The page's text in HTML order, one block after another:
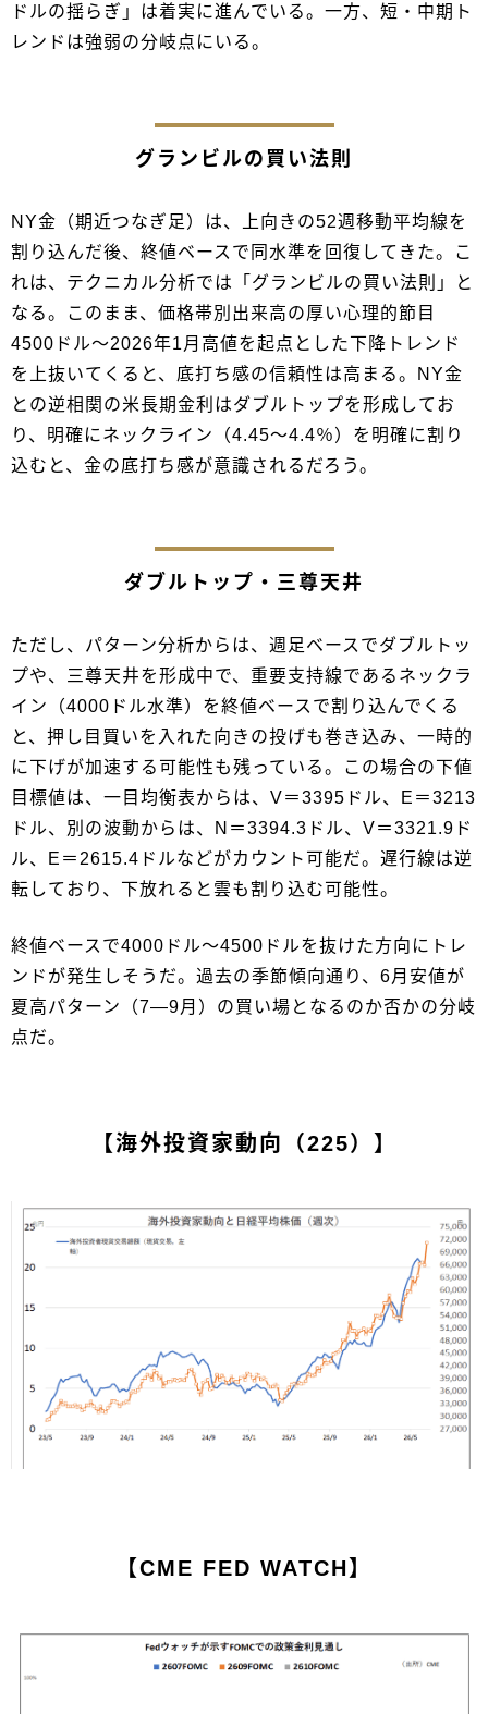
ドルの揺らぎ」は着実に進んでいる。一方、短・中期ト
レンドは強弱の分岐点にいる。
グランビルの買い法則
NY金（期近つなぎ足）は、上向きの52週移動平均線を
割り込んだ後、終値ベースで同水準を回復してきた。こ
れは、テクニカル分析では「グランビルの買い法則」と
なる。このまま、価格帯別出来高の厚い心理的節目
4500ドル～2026年1月高値を起点とした下降トレンド
を上抜いてくると、底打ち感の信頼性は高まる。NY金
との逆相関の米長期金利はダブルトップを形成してお
り、明確にネックライン（4.45～4.4％）を明確に割り
込むと、金の底打ち感が意識されるだろう。
ダブルトップ・三尊天井
ただし、パターン分析からは、週足ベースでダブルトッ
プや、三尊天井を形成中で、重要支持線であるネックラ
イン（4000ドル水準）を終値ベースで割り込んでくる
と、押し目買いを入れた向きの投げも巻き込み、一時的
に下げが加速する可能性も残っている。この場合の下値
目標値は、一目均衡表からは、V＝3395ドル、E＝3213
ドル、別の波動からは、N＝3394.3ドル、V＝3321.9ド
ル、E＝2615.4ドルなどがカウント可能だ。遅行線は逆
転しており、下放れると雲も割り込む可能性。
終値ベースで4000ドル～4500ドルを抜けた方向にトレ
ンドが発生しそうだ。過去の季節傾向通り、6月安値が
夏高パターン（7―9月）の買い場となるのか否かの分岐
点だ。
【海外投資家動向（225）】
【CME FED WATCH】